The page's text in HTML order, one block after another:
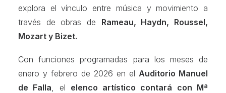
explora el vínculo entre música y movimiento a
través de obras de Rameau, Haydn, Roussel,
Mozart y Bizet.
Con funciones programadas para los meses de
enero y febrero de 2026 en el Auditorio Manuel
de Falla, el elenco artístico contará con Mª